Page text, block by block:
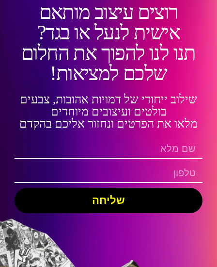
רוצים עיצוב מותאם
אישית לנעל או בגד?
תנו לנו להפוך את החלום
שלכם למציאות!
שילוב ייחודי של דמויות אהובות, צבעים
בולטים ועיצובים מיוחדים
מלאו את הפרטים ונחזור אליכם בהקדם
שליחה